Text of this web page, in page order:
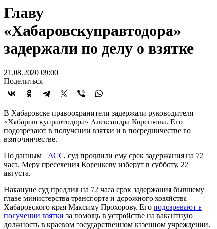
Главу
«Хабаровскуправтодора»
задержали по делу о взятке
21.08.2020 09:00
Поделиться
В Хабаровске правоохранители задержали руководителя
«Хабаровскуправтодора» Александра Коренкова. Его
подозревают в получении взятки и в посредничестве во
взяточничестве.
По данным ТАСС, суд продлили ему срок задержания на 72
часа. Меру пресечения Коренкову изберут в субботу, 22
августа.
Накануне суд продлил на 72 часа срок задержания бывшему
главе министерства транспорта и дорожного хозяйства
Хабаровского края Максиму Прохорову. Его подозревают в
получении взятки за помощь в устройстве на вакантную
должность в краевом государственном казенном учреждении.